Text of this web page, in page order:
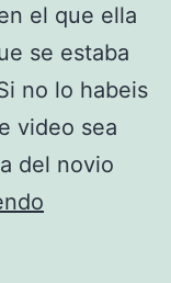
el que ella
se estaba
no lo habeis
video sea
del novio